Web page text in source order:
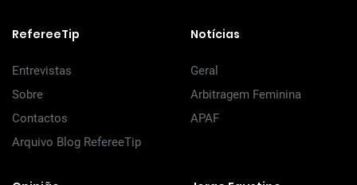
RefereeTip
Entrevistas
Sobre
Contactos
Arquivo Blog RefereeTip
Notícias
Geral
Arbitragem Feminina
APAF